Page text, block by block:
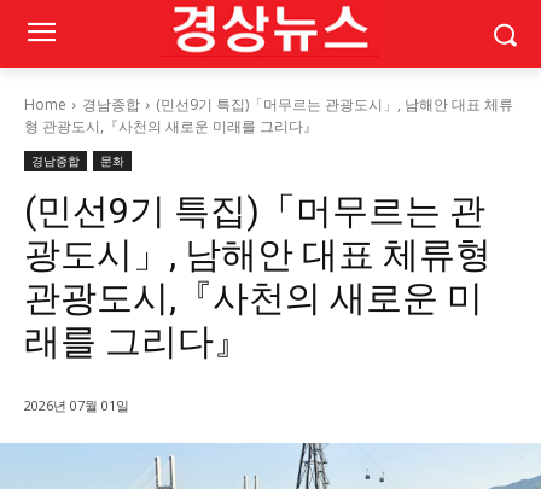
Home 경남종합
(민선9기 특집)「머무르는 관광도시」, 남해안 대표 체류
형 관광도시,『사천의 새로운 미래를 그리다』
경남종합 문화
(민선9기 특집)「머무르는 관
광도시」, 남해안 대표 체류형
관광도시,『사천의 새로운 미
래를 그리다』
2026년 07월 01일